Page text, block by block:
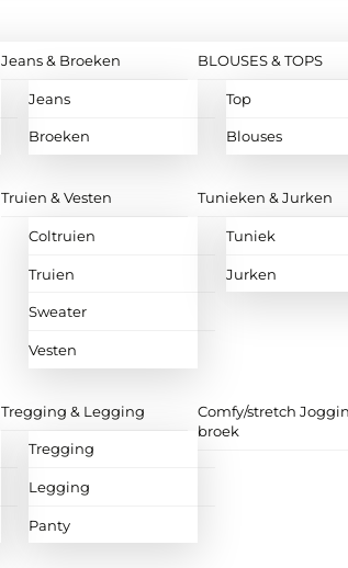
Jeans & Broeken
Jeans
Broeken
BLOUSES & TOPS
Top
Blouses
Truien & Vesten
Coltruien
Truien
Sweater
Vesten
Tunieken & Jurken
Tuniek
Jurken
Tregging & Legging
Tregging
Legging
Panty
Comfy/stretch
broek